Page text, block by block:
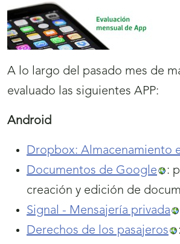
A lo largo del pasado mes de
evaluado las siguientes APP:
Android
Dropbox: Almacenamiento
Documentos de Google
:
creación y edición de
Signal - Mensajería privada
Derechos de los pasajeros